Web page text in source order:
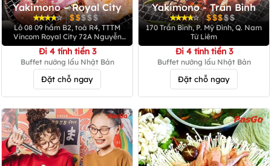
Yakimono – Royal City
|
Lô 08 09 hầm B2, toà R4, TTTM
Vincom Royal City 72A Nguyễn
Trãi, Thanh Xuân, Hà Nội
Đi 4 tính tiền 3
Buffet nướng lẩu Nhật Bản
Đặt chỗ ngay
Yakimono - Trần Bình
|
170 Trần Bình, P. Mỹ Đình, Q. Nam
Từ Liêm
Đi 4 tính tiền 3
Buffet nướng lẩu Nhật Bản
Đặt chỗ ngay